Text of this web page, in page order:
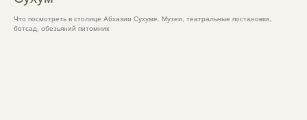
Что посмотреть в столице Абхазии Сухуме. Музеи, театральные постановки,
ботсад, обезьяний питомник